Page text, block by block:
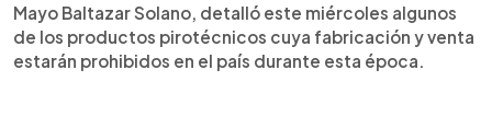
Mayo Baltazar Solano, detalló este miércoles algunos
de los productos pirotécnicos cuya fabricación y venta
estarán prohibidos en el país durante esta época.